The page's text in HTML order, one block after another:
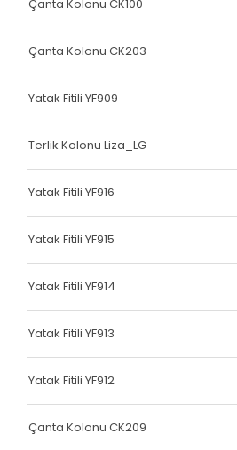
Dokuma Lastiği
Dokuma Lastiği
Dokuma Lastiği
Dokuma Lastiği
Dokuma Lastiği
Dokuma Lastiği
Hava Kapsülü
Hava Kapsülü
Çanta Kolonu CK100
Çanta Kolonu CK203
Yatak Fitili YF909
Terlik Kolonu Liza_LG
Yatak Fitili YF916
Yatak Fitili YF915
Yatak Fitili YF914
Yatak Fitili YF913
Yatak Fitili YF912
Çanta Kolonu CK209